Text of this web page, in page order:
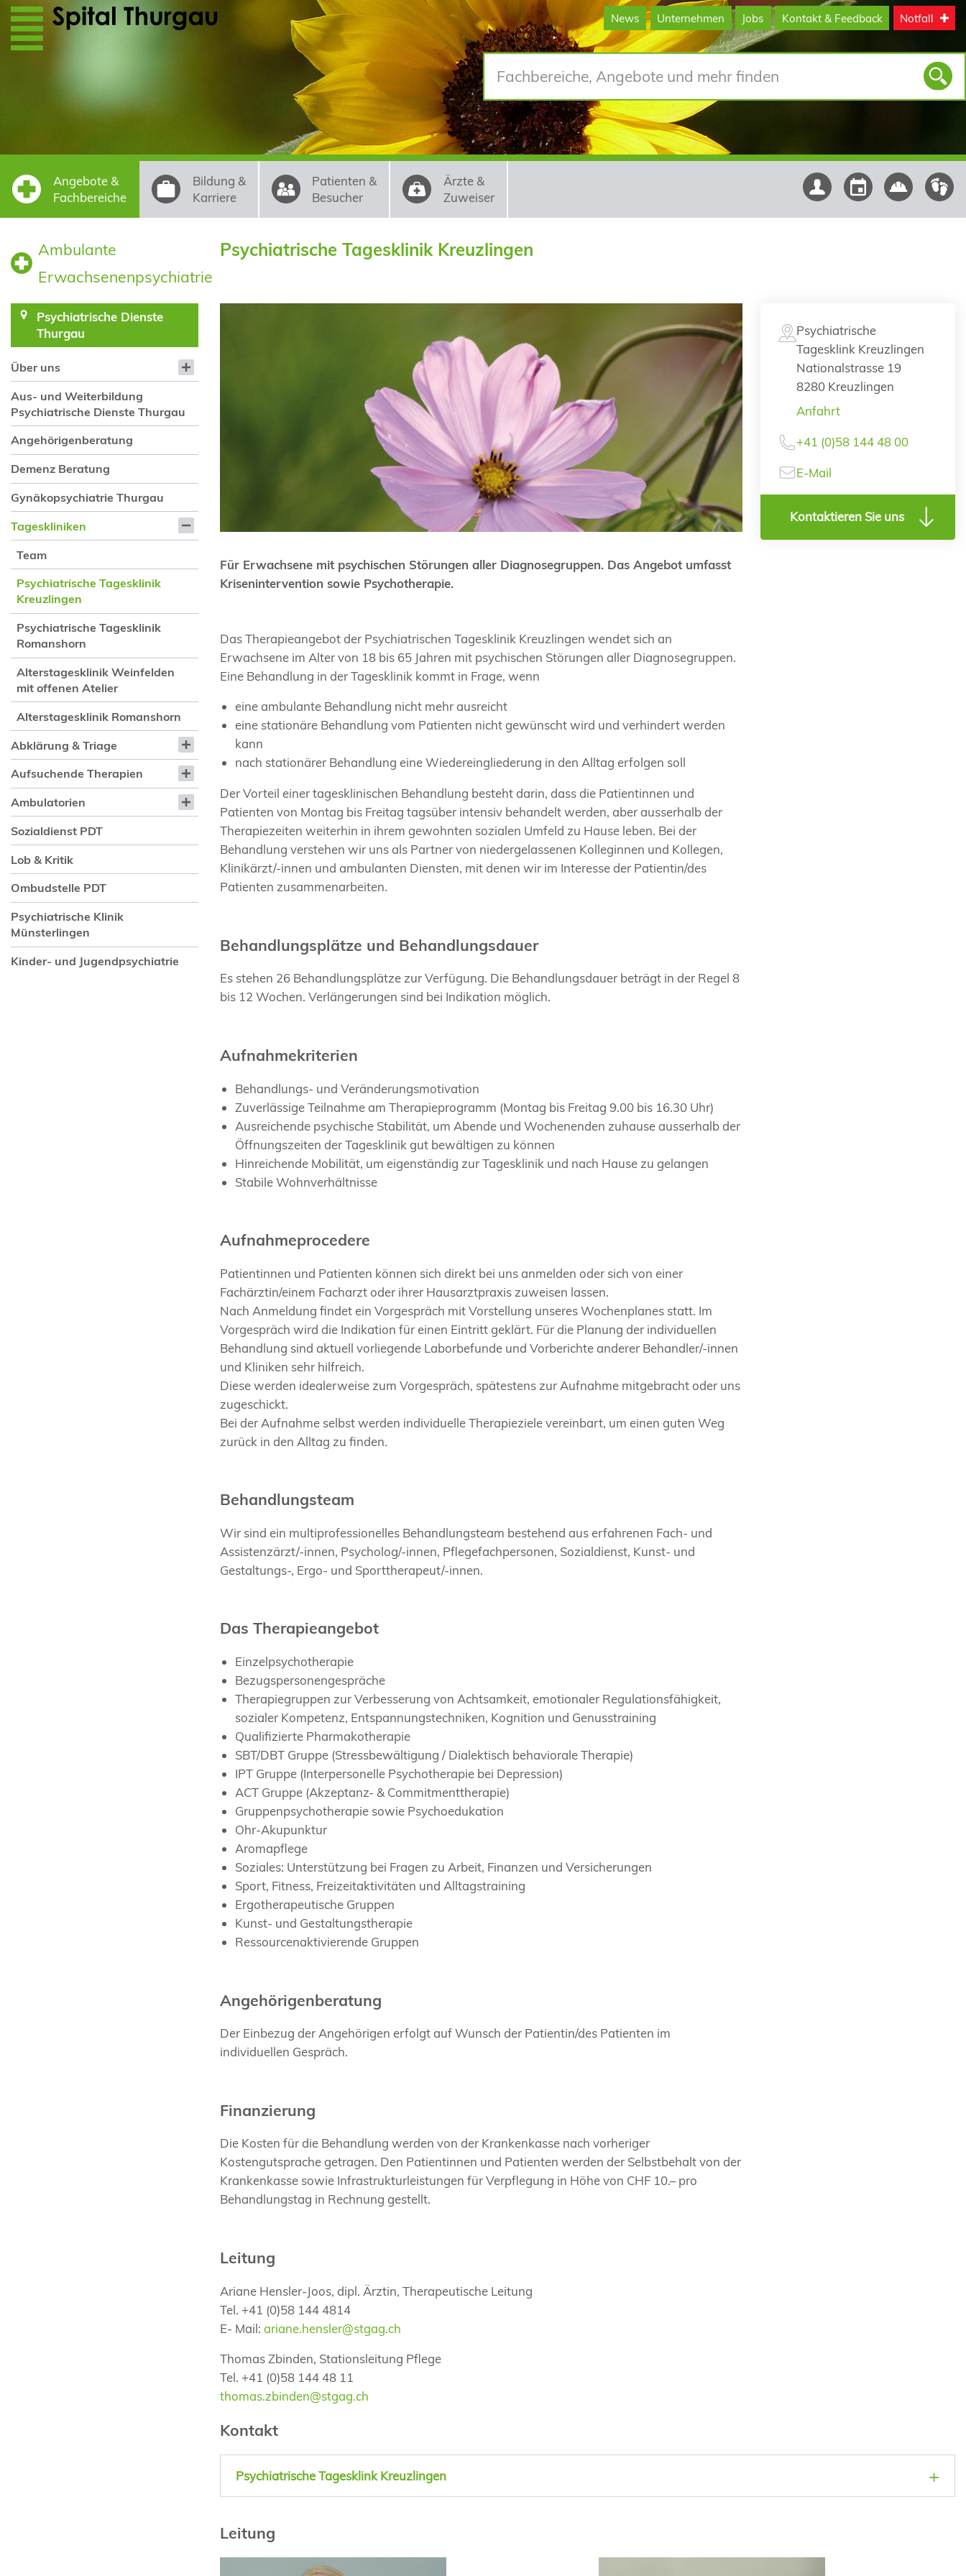
Direkt zum Inhalt
News Unternehmen Jobs Kontakt & Feedback Notfall
Angebote &
Fachbereiche
Bildung &
Karriere
Patienten &
Besucher
Ärzte &
Zuweiser
Ambulante
Erwachsenenpsychiatrie
Psychiatrische Dienste
Thurgau
Über uns
Aus- und Weiterbildung
Psychiatrische Dienste Thurgau
Angehörigenberatung
Demenz Beratung
Gynäkopsychiatrie Thurgau
Tageskliniken
Team
Psychiatrische Tagesklinik
Kreuzlingen
Psychiatrische Tagesklinik
Romanshorn
Alterstagesklinik Weinfelden
mit offenen Atelier
Alterstagesklinik Romanshorn
Abklärung & Triage
Aufsuchende Therapien
Ambulatorien
Sozialdienst PDT
Lob & Kritik
Ombudstelle PDT
Psychiatrische Klinik
Münsterlingen
Kinder- und Jugendpsychiatrie
Psychiatrische Tagesklinik Kreuzlingen
Für Erwachsene mit psychischen Störungen aller Diagnosegruppen. Das Angebot umfasst
Krisenintervention sowie Psychotherapie.
Das Therapieangebot der Psychiatrischen Tagesklinik Kreuzlingen wendet sich an
Erwachsene im Alter von 18 bis 65 Jahren mit psychischen Störungen aller Diagnosegruppen.
Eine Behandlung in der Tagesklinik kommt in Frage, wenn
eine ambulante Behandlung nicht mehr ausreicht
eine stationäre Behandlung vom Patienten nicht gewünscht wird und verhindert werden
kann
nach stationärer Behandlung eine Wiedereingliederung in den Alltag erfolgen soll
Der Vorteil einer tagesklinischen Behandlung besteht darin, dass die Patientinnen und
Patienten von Montag bis Freitag tagsüber intensiv behandelt werden, aber ausserhalb der
Therapiezeiten weiterhin in ihrem gewohnten sozialen Umfeld zu Hause leben. Bei der
Behandlung verstehen wir uns als Partner von niedergelassenen Kolleginnen und Kollegen,
Klinikärzt/-innen und ambulanten Diensten, mit denen wir im Interesse der Patientin/des
Patienten zusammenarbeiten.
Behandlungsplätze und Behandlungsdauer
Es stehen 26 Behandlungsplätze zur Verfügung. Die Behandlungsdauer beträgt in der Regel 8
bis 12 Wochen. Verlängerungen sind bei Indikation möglich.
Aufnahmekriterien
Behandlungs- und Veränderungsmotivation
Zuverlässige Teilnahme am Therapieprogramm (Montag bis Freitag 9.00 bis 16.30 Uhr)
Ausreichende psychische Stabilität, um Abende und Wochenenden zuhause ausserhalb der
Öffnungszeiten der Tagesklinik gut bewältigen zu können
Hinreichende Mobilität, um eigenständig zur Tagesklinik und nach Hause zu gelangen
Stabile Wohnverhältnisse
Aufnahmeprocedere
Patientinnen und Patienten können sich direkt bei uns anmelden oder sich von einer
Fachärztin/einem Facharzt oder ihrer Hausarztpraxis zuweisen lassen.
Nach Anmeldung findet ein Vorgespräch mit Vorstellung unseres Wochenplanes statt. Im
Vorgespräch wird die Indikation für einen Eintritt geklärt. Für die Planung der individuellen
Behandlung sind aktuell vorliegende Laborbefunde und Vorberichte anderer Behandler/-innen
und Kliniken sehr hilfreich.
Diese werden idealerweise zum Vorgespräch, spätestens zur Aufnahme mitgebracht oder uns
zugeschickt.
Bei der Aufnahme selbst werden individuelle Therapieziele vereinbart, um einen guten Weg
zurück in den Alltag zu finden.
Behandlungsteam
Wir sind ein multiprofessionelles Behandlungsteam bestehend aus erfahrenen Fach- und
Assistenzärzt/-innen, Psycholog/-innen, Pflegefachpersonen, Sozialdienst, Kunst- und
Gestaltungs-, Ergo- und Sporttherapeut/-innen.
Das Therapieangebot
Einzelpsychotherapie
Bezugspersonengespräche
Therapiegruppen zur Verbesserung von Achtsamkeit, emotionaler Regulationsfähigkeit,
sozialer Kompetenz, Entspannungstechniken, Kognition und Genusstraining
Qualifizierte Pharmakotherapie
SBT/DBT Gruppe (Stressbewältigung / Dialektisch behaviorale Therapie)
IPT Gruppe (Interpersonelle Psychotherapie bei Depression)
ACT Gruppe (Akzeptanz- & Commitmenttherapie)
Gruppenpsychotherapie sowie Psychoedukation
Ohr-Akupunktur
Aromapflege
Soziales: Unterstützung bei Fragen zu Arbeit, Finanzen und Versicherungen
Sport, Fitness, Freizeitaktivitäten und Alltagstraining
Ergotherapeutische Gruppen
Kunst- und Gestaltungstherapie
Ressourcenaktivierende Gruppen
Angehörigenberatung
Der Einbezug der Angehörigen erfolgt auf Wunsch der Patientin/des Patienten im
individuellen Gespräch.
Finanzierung
Die Kosten für die Behandlung werden von der Krankenkasse nach vorheriger
Kostengutsprache getragen. Den Patientinnen und Patienten werden der Selbstbehalt von der
Krankenkasse sowie Infrastrukturleistungen für Verpflegung in Höhe von CHF 10.– pro
Behandlungstag in Rechnung gestellt.
Leitung
Ariane Hensler-Joos, dipl. Ärztin, Therapeutische Leitung
Tel. +41 (0)58 144 4814
E- Mail:ariane.hensler@stgag.ch
Thomas Zbinden, Stationsleitung Pflege
Tel. +41 (0)58 144 48 11
thomas.zbinden@stgag.ch
Psychiatrische
Tagesklink Kreuzlingen
Nationalstrasse 19
8280 Kreuzlingen
Anfahrt
+41 (0)58 144 48 00
E-Mail
Kontaktieren Sie uns
Kontakt
Psychiatrische Tagesklink Kreuzlingen
Leitung